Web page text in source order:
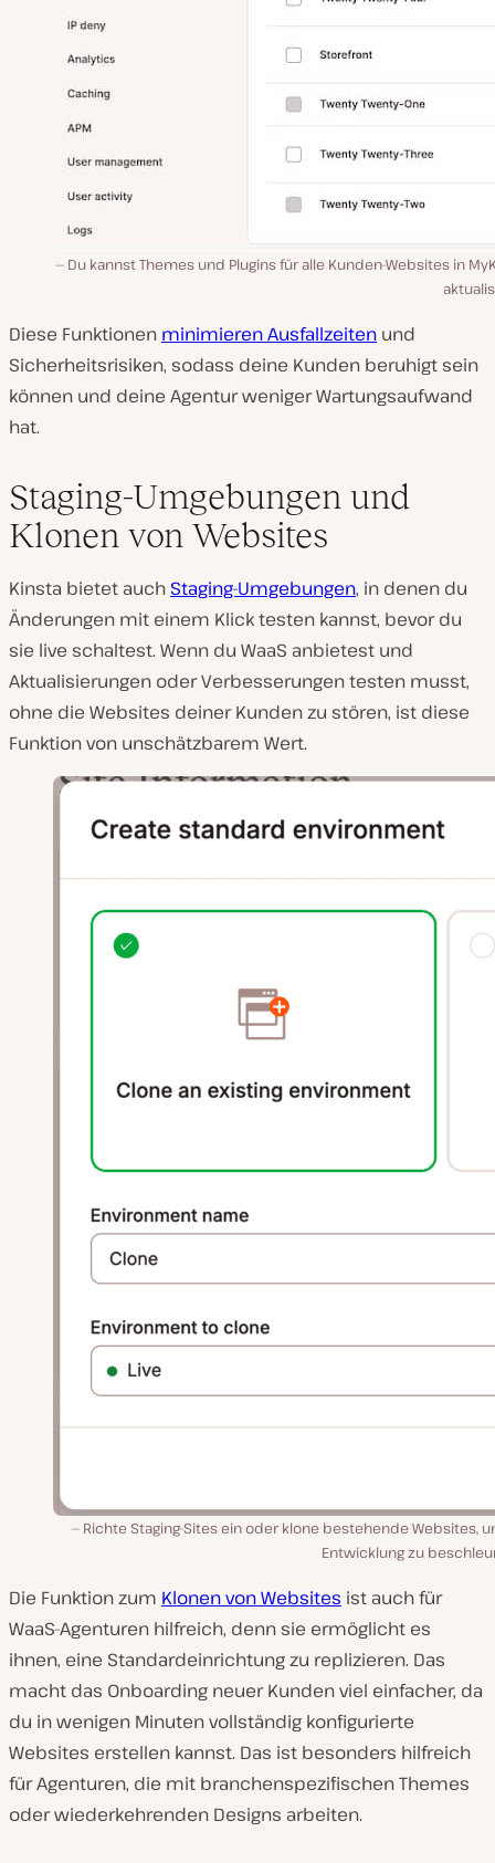
Du kannst Themes und Plugins für alle Kunden-Websites in
Diese Funktionen minimieren Ausfallzeiten und
Sicherheitsrisiken, sodass deine Kunden beruhigt sein
können und deine Agentur weniger Wartungsaufwand
hat.
Staging-Umgebungen und
Klonen von Websites
Kinsta bietet auch Staging-Umgebungen, in denen du
Änderungen mit einem Klick testen kannst, bevor du
sie live schaltest. Wenn du WaaS anbietest und
Aktualisierungen oder Verbesserungen testen musst,
ohne die Websites deiner Kunden zu stören, ist diese
Funktion von unschätzbarem Wert.
Richte Staging-Sites ein oder klone bestehende Websites,
Entwicklung zu
Die Funktion zum Klonen von Websites ist auch für
WaaS-Agenturen hilfreich, denn sie ermöglicht es
ihnen, eine Standardeinrichtung zu replizieren. Das
macht das Onboarding neuer Kunden viel einfacher, da
du in wenigen Minuten vollständig konfigurierte
Websites erstellen kannst. Das ist besonders hilfreich
für Agenturen, die mit branchenspezifischen Themes
oder wiederkehrenden Designs arbeiten.